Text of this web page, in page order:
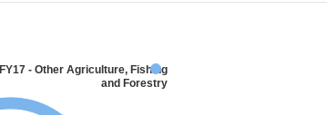
FY17 - Other Agriculture, Fishing
and Forestry